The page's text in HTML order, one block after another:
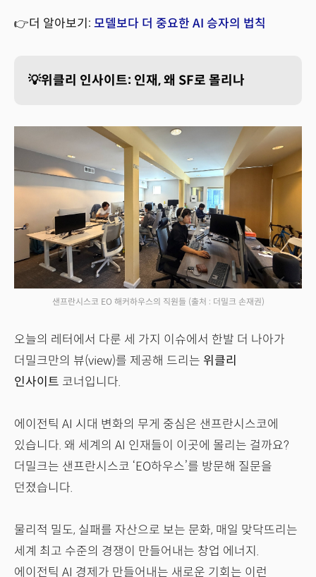
👉더 알아보기: 모델보다 더 중요한 AI 승자의 법칙
💡위클리 인사이트: 인재, 왜 SF로 몰리나
샌프란시스코 EO 해커하우스의 직원들 (출처 : 더밀크 손재권)
오늘의 레터에서 다룬 세 가지 이슈에서 한발 더 나아가
더밀크만의 뷰(view)를 제공해 드리는 위클리
인사이트 코너입니다.
에이전틱 AI 시대 변화의 무게 중심은 샌프란시스코에
있습니다. 왜 세계의 AI 인재들이 이곳에 몰리는 걸까요?
더밀크는 샌프란시스코 ‘EO하우스’를 방문해 질문을
던졌습니다.
물리적 밀도, 실패를 자산으로 보는 문화, 매일 맞닥뜨리는
세계 최고 수준의 경쟁이 만들어내는 창업 에너지.
에이전틱 AI 경제가 만들어내는 새로운 기회는 이런